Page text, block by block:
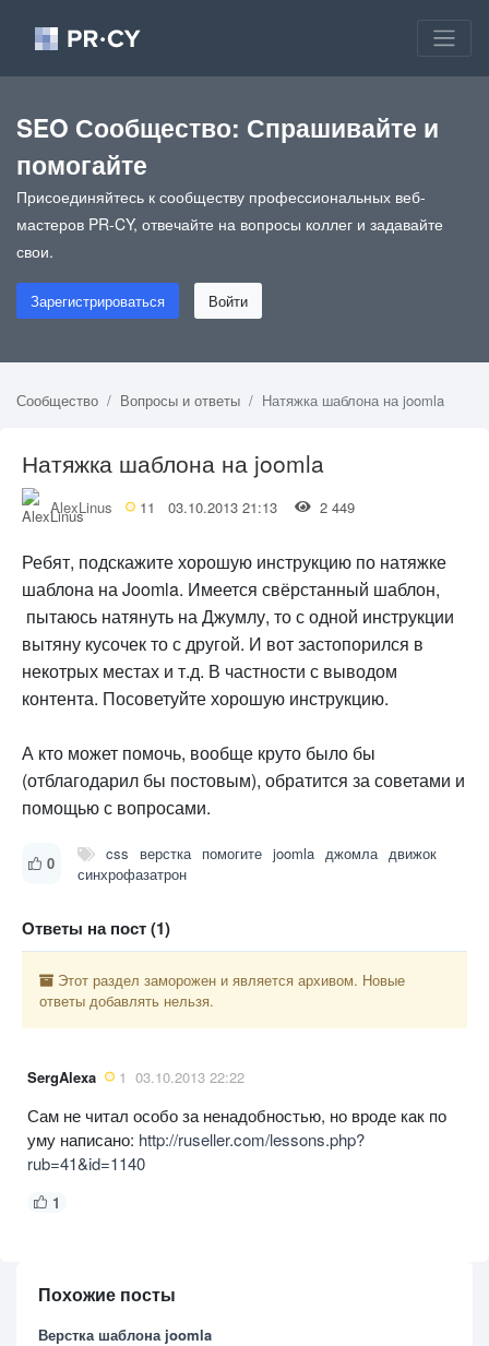
SEO Сообщество: Спрашивайте и
помогайте
Присоединяйтесь к сообществу профессиональных веб-
мастеров PR-CY, отвечайте на вопросы коллег и задавайте
свои.
Зарегистрироваться Войти
Сообщество Вопросы и ответы Натяжка шаблона на joomla
Натяжка шаблона на joomla
AlexLinus 11 03.10.2013 21:13 2 449
Ребят, подскажите хорошую инструкцию по натяжке
шаблона на Joomla. Имеется свёрстанный шаблон,
пытаюсь натянуть на Джумлу, то с одной инструкции
вытяну кусочек то с другой. И вот застопорился в
некотрых местах и т.д. В частности с выводом
контента. Посоветуйте хорошую инструкцию.
А кто может помочь, вообще круто было бы
(отблагодарил бы постовым), обратится за советами и
помощью с вопросами.
0 css верстка помогите joomla джомла движок
синхрофазатрон
Ответы на пост (1)
Этот раздел заморожен и является архивом. Новые
ответы добавлять нельзя.
SergAlexa 1 03.10.2013 22:22
Сам не читал особо за ненадобностью, но вроде как по
уму написано: http://ruseller.com/lessons.php?
rub=41&id=1140
1
Похожие посты
Верстка шаблона joomla